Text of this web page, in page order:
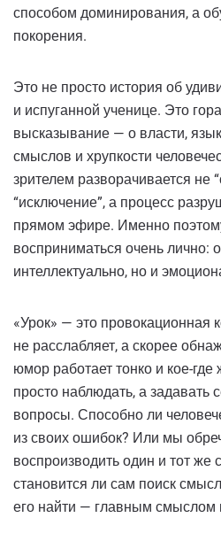
способом доминирования, а
покорения.
Это не просто история об
и испуганной ученице. Это
высказывание — о власти,
смыслов и хрупкости
зрителем разворачивается не
“исключение”, а процесс
прямом эфире. Именно
восприниматься очень лично:
интеллектуально, но и
«Урок» — это провокационная
не расслабляет, а скорее
юмор работает тонко и кое-где
просто наблюдать, а задавать
вопросы. Способно ли
из своих ошибок? Или мы
воспроизводить один и тот же
становится ли сам поиск
его найти — главным смыслом